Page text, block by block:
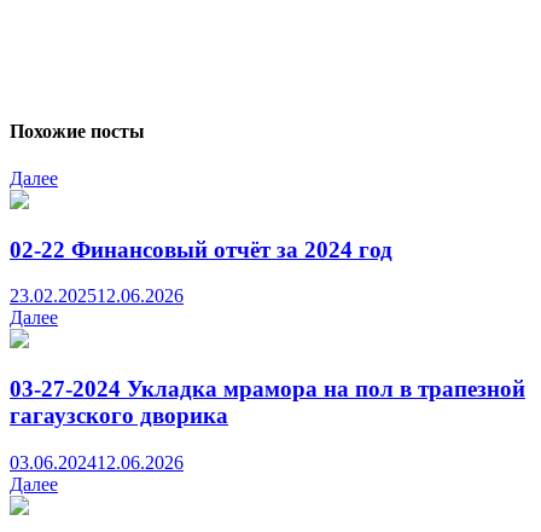
Похожие посты
Далее
02-22 Финансовый отчёт за 2024 год
23.02.202512.06.2026
Далее
03-27-2024 Укладка мрамора на пол в трапезной
гагаузского дворика
03.06.202412.06.2026
Далее